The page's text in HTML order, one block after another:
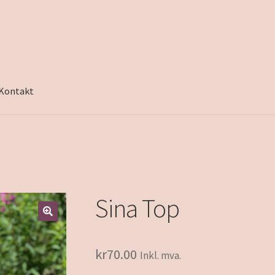
Sina Top
kr70.00 Inkl. mva.